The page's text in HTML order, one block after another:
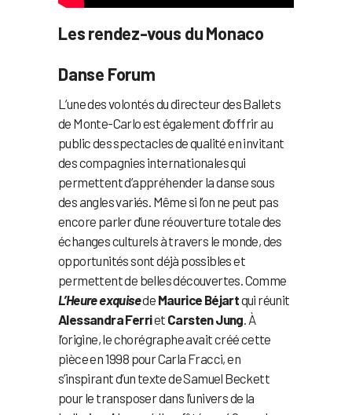
Les rendez-vous du Monaco
Danse Forum
L’une des volontés du directeur des Ballets
de Monte-Carlo est également d’offrir au
public des spectacles de qualité en invitant
des compagnies internationales qui
permettent d’appréhender la danse sous
des angles variés. Même si l’on ne peut pas
encore parler d’une réouverture totale des
échanges culturels à travers le monde, des
opportunités sont déjà possibles et
permettent de belles découvertes. Comme
L’Heure exquisede Maurice Béjartqui réunit
Alessandra Ferriet Carsten Jung . À
l’origine, le chorégraphe avait créé cette
pièce en 1998 pour Carla Fracci, en
s’inspirant d’un texte de Samuel Beckett
pour le transposer dans l’univers de la